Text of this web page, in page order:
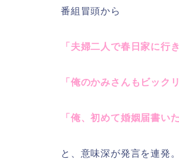
番組冒頭から
「夫婦二人で春日家に行
「俺のかみさんもビック
「俺、初めて婚姻届書い
と、意味深が発言を連発。